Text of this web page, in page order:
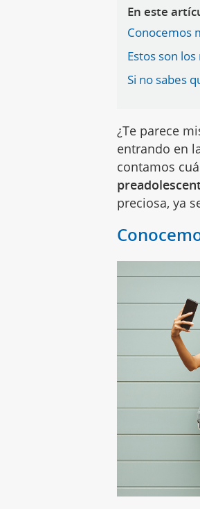
En este
Conocemos
Estos son
Si no sabes
¿Te parece
entrando en
contamos
preciosa, ya